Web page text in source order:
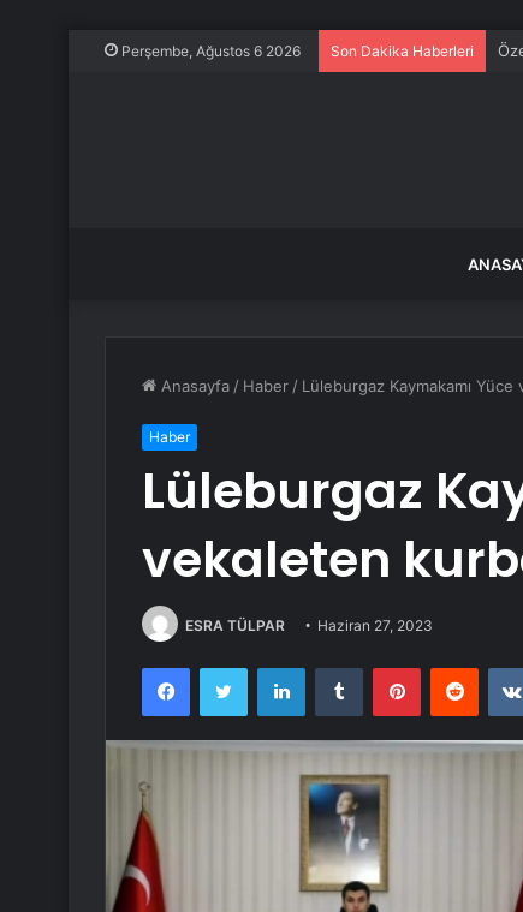
Perşembe, Ağustos 6 2026 Son Dakika Haberleri
Anasayfa / Haber / Lüleburgaz Kaymakamı Yüce
Haber
Lüleburgaz
vekaleten
ESRA TÜLPAR Haziran 27, 2023
FacebookTwitter LinkedInTumblr Pinterest